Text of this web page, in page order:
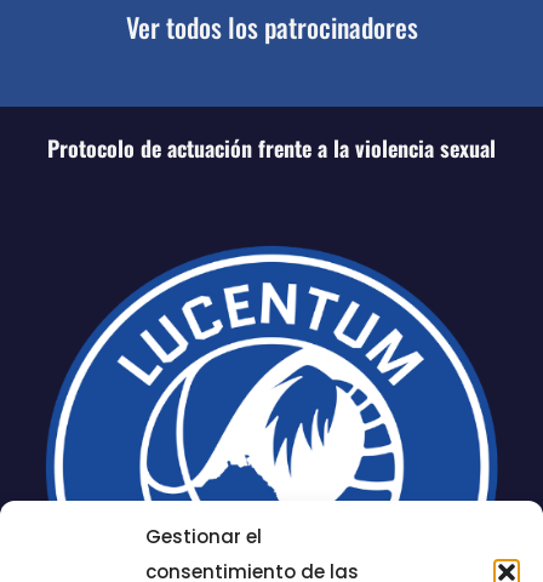
Gestionar el
consentimiento de las
Ver todos los patrocinadores
Protocolo de actuación frente a la violencia sexual